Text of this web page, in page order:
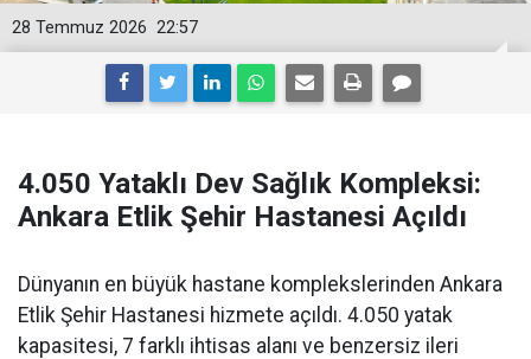
22:57
28 Temmuz 2026
4.050 Yataklı Dev Sağlık Kompleksi:
Ankara Etlik Şehir Hastanesi Açıldı
Dünyanın en büyük hastane komplekslerinden Ankara
Etlik Şehir Hastanesi hizmete açıldı. 4.050 yatak
kapasitesi, 7 farklı ihtisas alanı ve benzersiz ileri